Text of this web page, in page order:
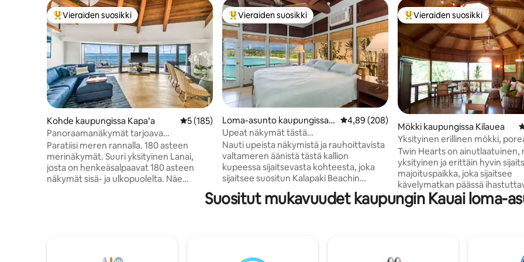
Vieraiden suosikkien parhaimmistoa
Vieraiden suosikki
Kohde kaupungissa Kapaʻa Keskimääräinen arvio 5/5, 185 arvostelua
5 (185)
Panoraamanäkymät tarjoava
luksusasunto rannalla paratiisissa,
ilmastointi
Paratiisi meren rannalla. 180 asteen
merinäkymät. Suuri yksityinen Lanai,
josta on henkeäsalpaavat 180 asteen
näkymät sisä- ja ulkopuolelta. Näe
Vieraiden suosikkien parhaimmistoa
Vieraiden suosikki
Loma-asunto kaupungissa L
ihue
Keskimääräinen arvio 4,89/5, 208 arvostelua
4,89 (208)
Upeat näkymät tästä
merenrantakohteesta
Nauti upeista näkymistä ja rauhoittavista
valtameren äänistä tästä kallion
kupeessa sijaitsevasta kohteesta, joka
sijaitsee suositun Kalapaki Beachin
vieressä. 2 makuuhuonetta, joissa
molemmissa on ilmastointi sekä upeat
olohuoneen ulkopuolella, josta on myös
Vieraiden suosikkien
Vieraiden suosikki
Mökki kaupungissa Kilauea
Yksityinen erillinen mökki,
kävelymatka rannalle
Twin Hearts on ainutlaatuinen,
yksityinen ja erittäin hyvin
majoituspaikka, joka sijaitsee
kävelymatkan päässä
rannasta. Kilauean kaupunki,
ravintoloita ja
internet (Kauain standardien
Suositut mukavuudet kaupungin Kauai loma-